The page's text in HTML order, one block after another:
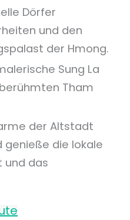
Dörfer
und den
der Hmong.
Sung La
Tham
der Altstadt
genieße die lokale
und das